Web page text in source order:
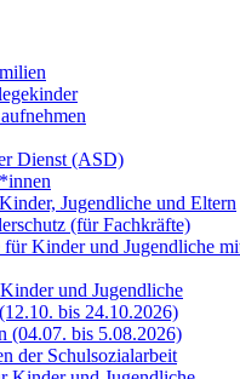
Dienst (ASD)
Jugendliche und Eltern
(für Fachkräfte)
Kinder und Jugendliche
und Jugendliche
bis 24.10.2026)
(04.07. bis 5.08.2026)
der Schulsozialarbeit